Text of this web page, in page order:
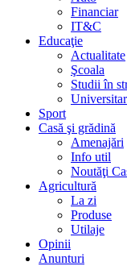
Financiar
IT&C
Educaţie
Actualitate
Şcoala
Studii în
Universitar
Sport
Casă şi grădină
Amenajări
Info util
Noutăţi
Agricultură
La zi
Produse
Utilaje
Opinii
Anunturi